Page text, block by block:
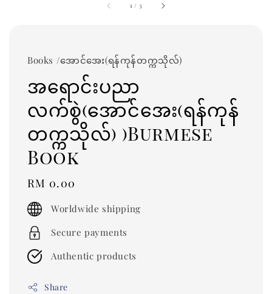
1 / 3
Books /အောင်အေး(ရန်ကုန်တက္ကသိုလ်)
အရောင်းပညာ
လက်စွဲ(အောင်အေး(ရန်ကုန်
တက္ကသိုလ်) )Burmese
Book
Regular
price
RM 0.00
Worldwide shipping
Secure payments
Authentic products
Share